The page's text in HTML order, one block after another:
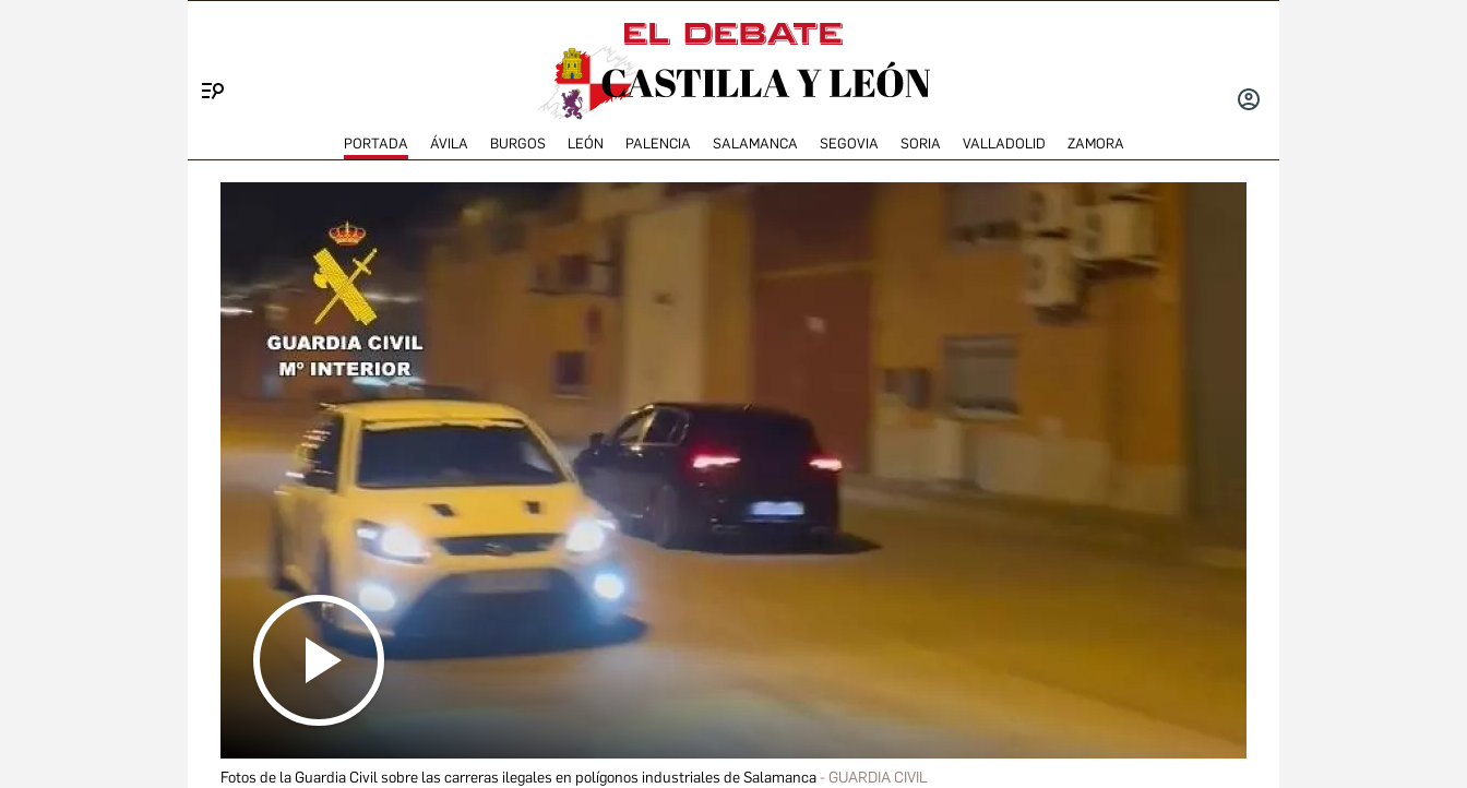
PORTADA ÁVILA BURGOS LEÓN PALENCIA SALAMANCA SEGOVIA SORIA VALLADOLID ZAMORA
Fotos de la Guardia Civil sobre las carreras ilegales en polígonos industriales de Salamanca GUARDIA CIVIL